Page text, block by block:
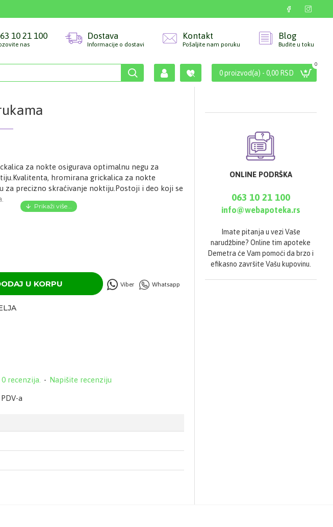
10 21 100
nas
Dostava
Informacije o dostavi
Kontakt
Pošaljite nam poruku
Blog
Budite u toku
0 proizvod(a) - 0,00 RSD
0
za nokte osigurava optimalnu negu za
hromirana grickalica za nokte
za precizno skraćivanje noktiju.Postoji i deo koji se
recenzija. - Napišite recenziju
U KORPU Viber Whatsapp
a
ONLINE PODRŠKA
063 10 21 100
info@webapoteka.rs
Imate pitanja u vezi Vaše
narudžbine? Online tim apoteke
Demetra će Vam pomoći da brzo i
efikasno završite Vašu kupovinu.